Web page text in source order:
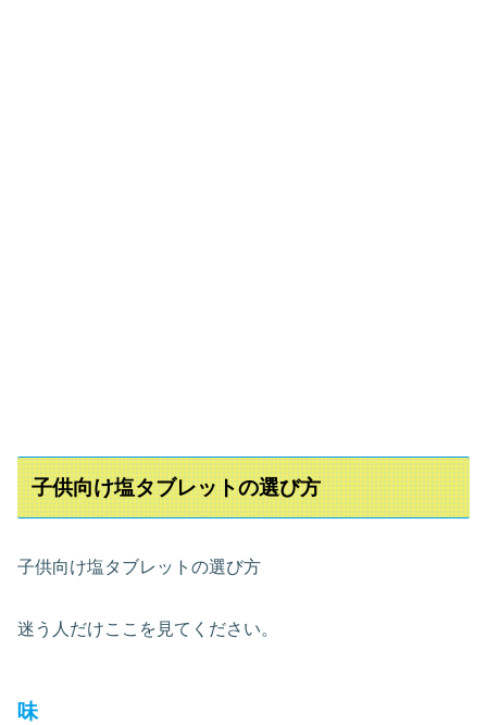
子供向け塩タブレットの選び方
子供向け塩タブレットの選び方
迷う人だけここを見てください。
味